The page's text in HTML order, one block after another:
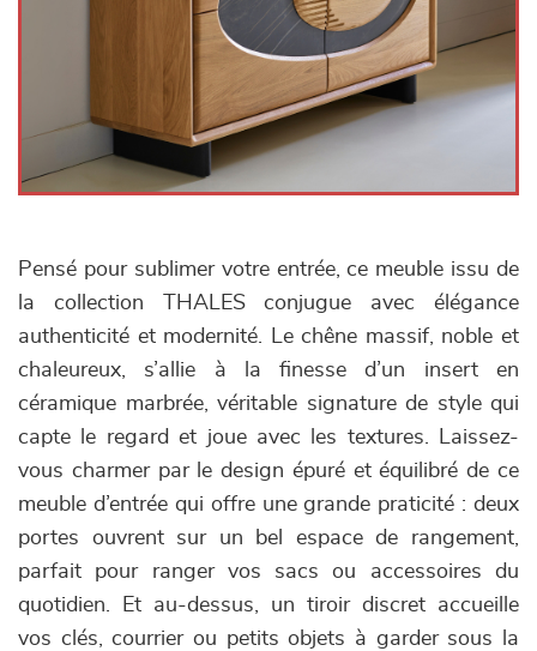
Pensé pour sublimer votre entrée, ce meuble issu de
la collection THALES conjugue avec élégance
authenticité et modernité. Le chêne massif, noble et
chaleureux, s’allie à la finesse d’un insert en
céramique marbrée, véritable signature de style qui
capte le regard et joue avec les textures. Laissez-
vous charmer par le design épuré et équilibré de ce
meuble d’entrée qui offre une grande praticité : deux
portes ouvrent sur un bel espace de rangement,
parfait pour ranger vos sacs ou accessoires du
quotidien. Et au-dessus, un tiroir discret accueille
vos clés, courrier ou petits objets à garder sous la